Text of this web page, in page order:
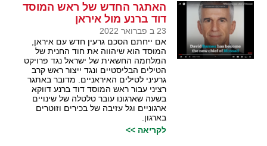
האתגר החדש של ראש המוסד
דוד ברנע מול איראן
23 ב פברואר 2022
אם ייחתם הסכם גרעין חדש עם איראן,
המוסד הוא שיהווה את חוד החנית של
המלחמה החשאית של ישראל נגד פרויקט
הטילים הבליסטיים ונגד ייצור ראש קרב
גרעיני לטילים האיראניים. מדובר באתגר
רציני עבור ראש המוסד דוד ברנע דווקא
בשעה שארגונו עובר טלטלה של שינויים
ארגוניים וגל עזיבה של בכירים וזוטרים
בארגון.
לקריאה >>